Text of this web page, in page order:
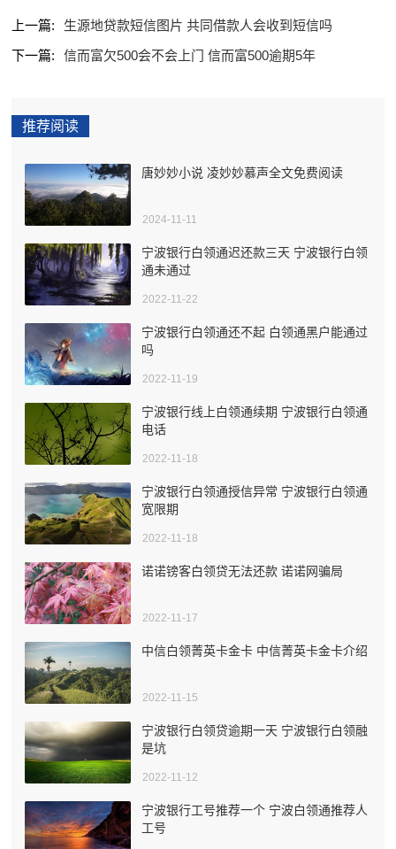
上一篇:
生源地贷款短信图片 共同借款人会收到短信吗
下一篇:
信而富欠500会不会上门 信而富500逾期5年
推荐阅读
唐妙妙小说 凌妙妙慕声全文免费阅读
2024-11-11
宁波银行白领通迟还款三天 宁波银行白领
通未通过
2022-11-22
宁波银行白领通还不起 白领通黑户能通过
吗
2022-11-19
宁波银行线上白领通续期 宁波银行白领通
电话
2022-11-18
宁波银行白领通授信异常 宁波银行白领通
宽限期
2022-11-18
诺诺镑客白领贷无法还款 诺诺网骗局
2022-11-17
中信白领菁英卡金卡 中信菁英卡金卡介绍
2022-11-15
宁波银行白领贷逾期一天 宁波银行白领融
是坑
2022-11-12
宁波银行工号推荐一个 宁波白领通推荐人
工号